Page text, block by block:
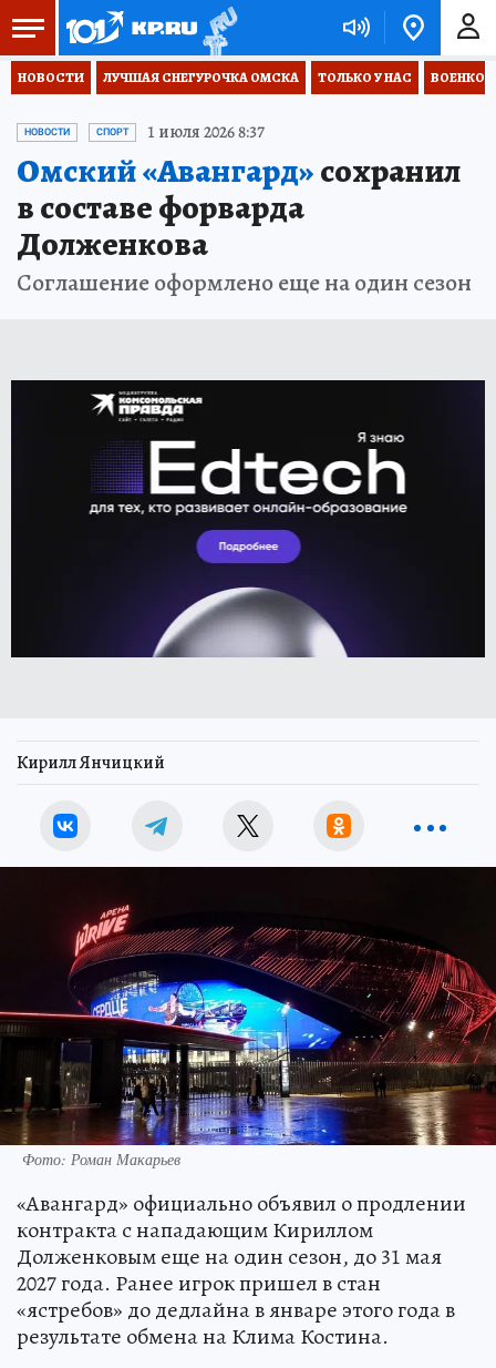
НОВОСТИ ЛУЧШАЯ СНЕГУРОЧКА ОМСКА ТОЛЬКО У НАС
НОВОСТИ СПОРТ 1 июля 2026 8:37
Омский «Авангард»сохранил
в составе форварда
Долженкова
Соглашение оформлено еще на один сезон
Кирилл Янчицкий
Фото: Роман Макарьев
«Авангард» официально объявил о продлении
контракта с нападающим Кириллом
Долженковым еще на один сезон, до 31 мая
2027 года. Ранее игрок пришел в стан
«ястребов» до дедлайна в январе этого года в
результате обмена на Клима Костина.